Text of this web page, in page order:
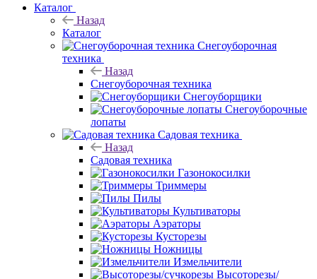
Каталог
Назад
Каталог
Снегоуборочная
техника
Назад
Снегоуборочная техника
Снегоуборщики
Снегоуборочные
лопаты
Садовая техника
Назад
Садовая техника
Газонокосилки
Триммеры
Пилы
Культиваторы
Аэраторы
Кусторезы
Ножницы
Измельчители
Высоторезы/